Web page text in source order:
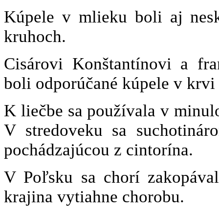
Kúpele v mlieku boli aj
kruhoch.
Cisárovi Konštantínovi a
boli odporúčané kúpele v
K liečbe sa používala v
V stredoveku sa
pochádzajúcou z cintorína.
V Poľsku sa chorí
krajina vytiahne chorobu.